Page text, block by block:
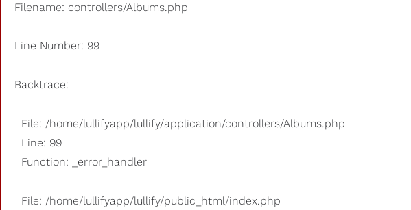
Filename: controllers/Albums.php
Line Number: 99
Backtrace:
File: /home/lullifyapp/lullify/application/controllers/Albums.php
Line: 99
Function: _error_handler
File: /home/lullifyapp/lullify/public_html/index.php